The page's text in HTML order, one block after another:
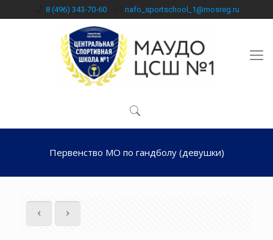
8 (496) 343-70-60 nafo_sportschool_1@mosreg.ru
Первенство МО по гандболу (девушки)